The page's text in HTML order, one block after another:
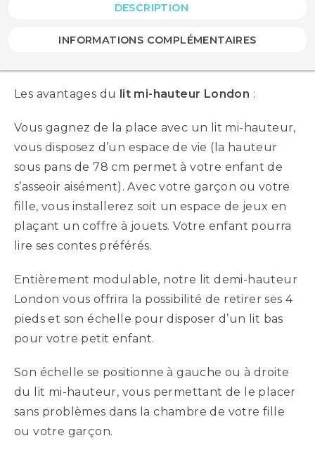
DESCRIPTION
INFORMATIONS COMPLÉMENTAIRES
Les avantages du lit mi-hauteur London :
Vous gagnez de la place avec un lit mi-hauteur,
vous disposez d’un espace de vie (la hauteur
sous pans de 78 cm permet à votre enfant de
s’asseoir aisément). Avec votre garçon ou votre
fille, vous installerez soit un espace de jeux en
plaçant un coffre à jouets. Votre enfant pourra
lire ses contes préférés.
Entièrement modulable, notre lit demi-hauteur
London vous offrira la possibilité de retirer ses 4
pieds et son échelle pour disposer d’un lit bas
pour votre petit enfant.
Son échelle se positionne à gauche ou à droite
du lit mi-hauteur, vous permettant de le placer
sans problèmes dans la chambre de votre fille
ou votre garçon.